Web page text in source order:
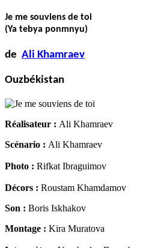
Je me souviens de toi
(Ya tebya ponmnyu)
de Ali Khamraev
Ouzbékistan
Réalisateur : Ali Khamraev
Scénario : Ali Khamraev
Photo : Rifkat Ibraguimov
Décors : Roustam Khamdamov
Son : Boris Iskhakov
Montage : Kira Muratova